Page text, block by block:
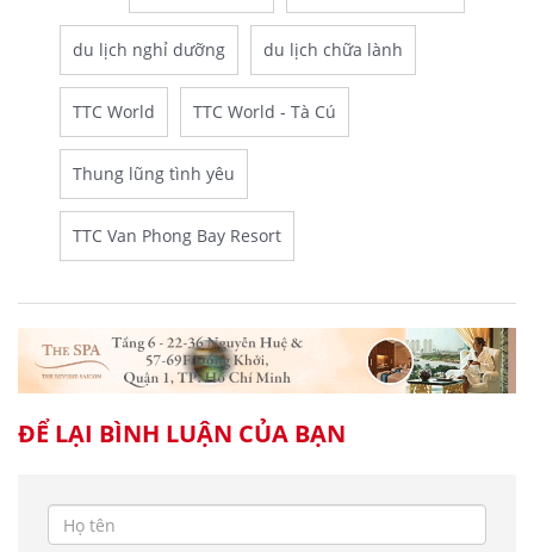
du lịch nghỉ dưỡng du lịch chữa lành
TTC World TTC World - Tà Cú
Thung lũng tình yêu
TTC Van Phong Bay Resort
ĐỂ LẠI BÌNH LUẬN CỦA BẠN